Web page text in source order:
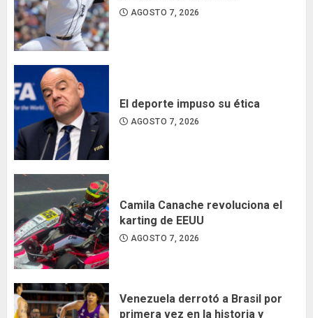
AGOSTO 7, 2026
El deporte impuso su ética
AGOSTO 7, 2026
Camila Canache revoluciona el
karting de EEUU
AGOSTO 7, 2026
Venezuela derrotó a Brasil por
primera vez en la historia y